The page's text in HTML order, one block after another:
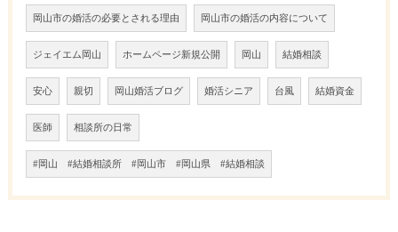
岡山市の婚活の必要とされる理由 岡山市の婚活の内容について
ジェイエム岡山 ホームページ新規公開 岡山 結婚相談
安心 親切 岡山婚活ブログ 婚活シニア 台風 結婚資金
医師 相談所の日常
#岡山 #結婚相談所 #岡山市 #岡山県 #結婚相談